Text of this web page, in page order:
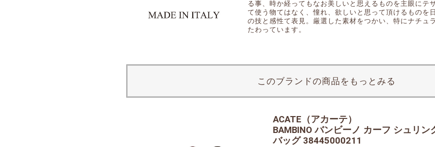
る事、時か経ってもなお美しいと思えるものを主眼にテ
て使う物てはなく、憧れ、欲しいと思って頂けるものを
の技と感性て表見。厳選した素材をつかい、特にナチュ
たわっています。
このブランドの商品をもっとみる
ACATE（アカーテ）
BAMBINO バンビーノ カーフ シュリ
バッグ 38445000211